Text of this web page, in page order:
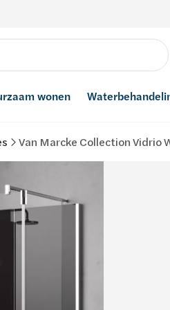
wonen
Van Marcke Collection Vidrio